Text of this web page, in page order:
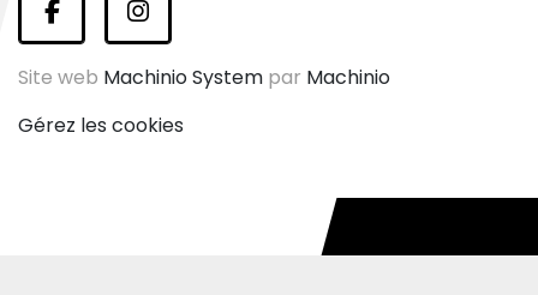
facebookinstagram
Site web Machinio System par Machinio
Gérez les cookies